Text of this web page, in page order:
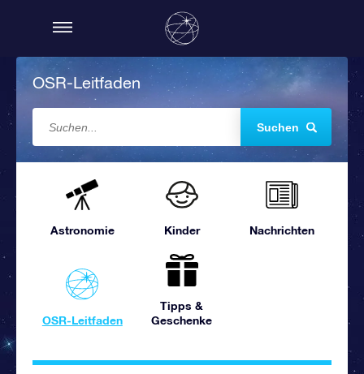
OSR-Leitfaden
Suchen
Astronomie Kinder Nachrichten
OSR-Leitfaden
Tipps &
Geschenke